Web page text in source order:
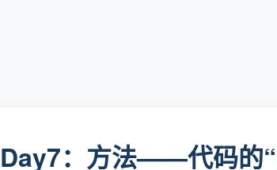
Day7：方法——代码的